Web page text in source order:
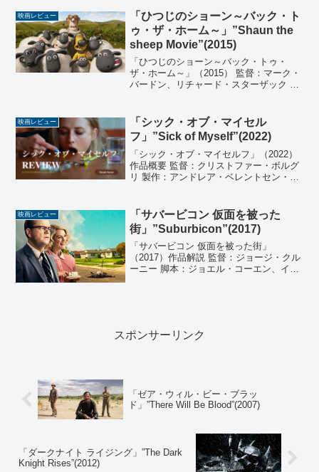
タイ・ダンカン、ウォーレン・ゴズ、エ
リック・ゴール...
映画レビュー
「ひつじのショーン～バック・ト
ゥ・ザ・ホーム～」”Shaun the
sheep Movie”(2015)
「ひつじのショーン～バック・トゥ・
ザ・ホーム～」（2015） 監督：マーク・
バードン、リチャード・スターザック 原
ポール・キューリー、ジュリー・ロック
ハート 編集：...
映画レビュー
「シック・オブ・マイセル
フ」”Sick of Myself”(2022)
「シック・オブ・マイセルフ」（2022）
作品概要 監督：クリストファー・ボルグ
リ 製作：アンドレア・ベレントセン・オ
シェセト、ミケール・フライシャー 脚
本：クリストフ...
映画レビュー
「サバービコン 仮面を被った
街」”Suburbicon”(2017)
「サバービコン 仮面を被った街」
（2017）作品解説 監督：ジョージ・クル
ーニー 脚本：ジョエル・コーエン、イー
スポンサーリンク
「ゼア・ウィル・ビー・ブラッ
ド」”There Will Be Blood”(2007)
「ダークナイト ライジング」”The Dark
Knight Rises”(2012)